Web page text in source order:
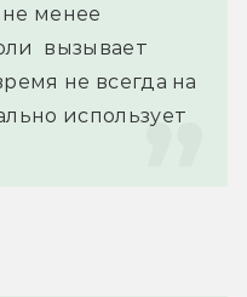
менее
вызывает
не всегда на
использует